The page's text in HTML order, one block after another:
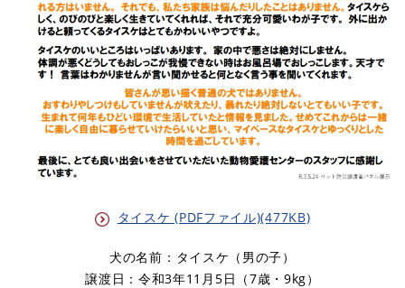
タイスケ (PDFファイル)(477KB)
犬の名前：タイスケ（男の子）
譲渡日：令和3年11月5日（7歳・9kg）